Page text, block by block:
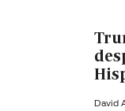
David